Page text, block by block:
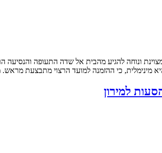
ונוחה להגיע מהבית אל שדה התעופה
מינימלית, כי ההזמנה למועד הרצוי מתבצעת
למירון